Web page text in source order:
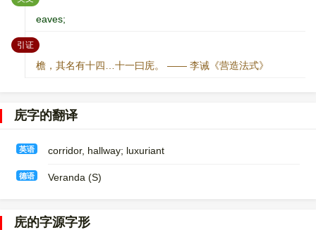
eaves;
引证：
檐，其名有十四…十一曰庑。 —— 李诫《营造法式》
庑字的翻译
英语 corridor, hallway; luxuriant
德语 Veranda (S)
庑的字源字形